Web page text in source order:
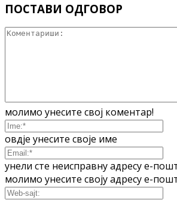
ПОСТАВИ ОДГОВОР
молимо унесите свој коментар!
овдје унесите своје име
унели сте неисправну адресу е-
молимо унесите своју адресу е-